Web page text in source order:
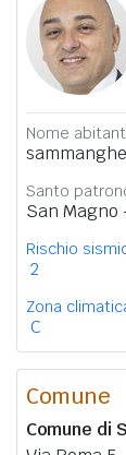
Nome
Santo
San Magno
Rischio
2
Zona
C
Comune
Comune di